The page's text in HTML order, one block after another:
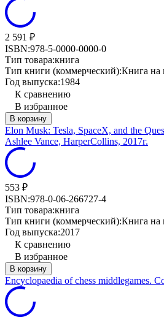
2 591 ₽
ISBN:978-5-0000-0000-0
Тип товара:книга
Тип книги (коммерческий):Книга на
Год выпуска:1984
К сравнению
В избранное
В корзину
Elon Musk: Tesla, SpaceX, and the
Ashlee Vance, HarperCollins, 2017г.
553 ₽
ISBN:978-0-06-266727-4
Тип товара:книга
Тип книги (коммерческий):Книга на
Год выпуска:2017
К сравнению
В избранное
В корзину
Encyclopaedia of chess middlegames.